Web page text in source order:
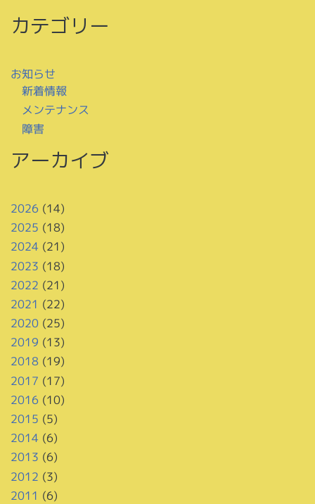
カテゴリー
お知らせ
新着情報
メンテナンス
障害
アーカイブ
2026 (14)
2025 (18)
2024 (21)
2023 (18)
2022 (21)
2021 (22)
2020(25)
2019 (13)
2018 (19)
2017 (17)
2016 (10)
2015 (5)
2014 (6)
2013 (6)
2012 (3)
2011 (6)